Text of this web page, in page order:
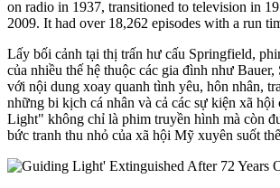
Lấy bối cảnh tại thị trấn hư cấu Springfield,
của nhiều thế hệ thuộc các gia đình như
với nội dung xoay quanh tình yêu, hôn nhân,
những bi kịch cá nhân và cả các sự kiện xã
Light" không chỉ là phim truyền hình mà còn
bức tranh thu nhỏ của xã hội Mỹ xuyên suốt